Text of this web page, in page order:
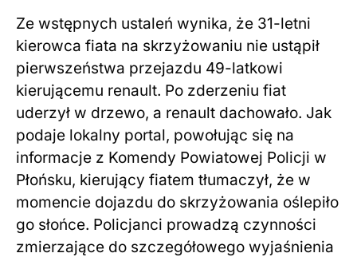
Ze wstępnych ustaleń wynika, że 31-letni
kierowca fiata na skrzyżowaniu nie ustąpił
pierwszeństwa przejazdu 49-latkowi
kierującemu renault. Po zderzeniu fiat
uderzył w drzewo, a renault dachowało. Jak
podaje lokalny portal, powołując się na
informacje z Komendy Powiatowej Policji w
Płońsku, kierujący fiatem tłumaczył, że w
momencie dojazdu do skrzyżowania oślepiło
go słońce. Policjanci prowadzą czynności
zmierzające do szczegółowego wyjaśnienia